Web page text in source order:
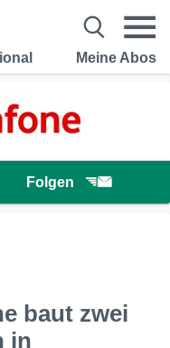
Meine Abos
Folgen
baut zwei
in